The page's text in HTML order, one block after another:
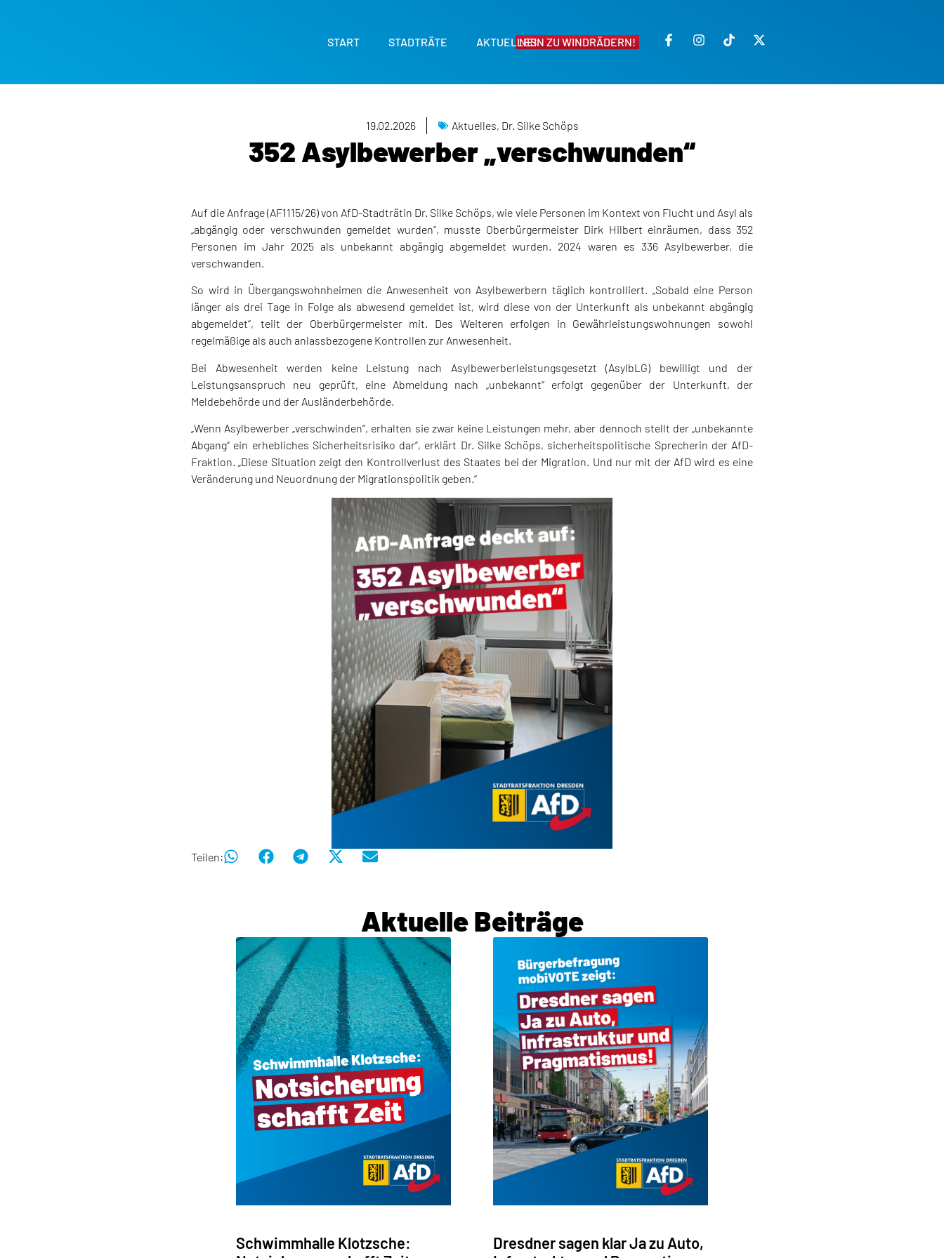
START STADTRÄTE AKTUELLESNEIN ZU WINDRÄDERN!
19.02.2026 Aktuelles, Dr. Silke Schöps
352 Asylbewerber „verschwunden“
Auf die Anfrage (AF1115/26) von AfD-Stadträtin Dr. Silke Schöps, wie viele Personen im Kontext von Flucht und Asyl als
„abgängig oder verschwunden gemeldet wurden“, musste Oberbürgermeister Dirk Hilbert einräumen, dass 352
Personen im Jahr 2025 als unbekannt abgängig abgemeldet wurden. 2024 waren es 336 Asylbewerber, die
verschwanden.
So wird in Übergangswohnheimen die Anwesenheit von Asylbewerbern täglich kontrolliert. „Sobald eine Person
länger als drei Tage in Folge als abwesend gemeldet ist, wird diese von der Unterkunft als unbekannt abgängig
abgemeldet“, teilt der Oberbürgermeister mit. Des Weiteren erfolgen in Gewährleistungswohnungen sowohl
regelmäßige als auch anlassbezogene Kontrollen zur Anwesenheit.
Bei Abwesenheit werden keine Leistung nach Asylbewerberleistungsgesetzt (AsylbLG) bewilligt und der
Leistungsanspruch neu geprüft, eine Abmeldung nach „unbekannt“ erfolgt gegenüber der Unterkunft, der
Meldebehörde und der Ausländerbehörde.
„Wenn Asylbewerber „verschwinden“, erhalten sie zwar keine Leistungen mehr, aber dennoch stellt der „unbekannte
Abgang“ ein erhebliches Sicherheitsrisiko dar“, erklärt Dr. Silke Schöps, sicherheitspolitische Sprecherin der AfD-
Fraktion. „Diese Situation zeigt den Kontrollverlust des Staates bei der Migration. Und nur mit der AfD wird es eine
Veränderung und Neuordnung der Migrationspolitik geben.“
Teilen:
Aktuelle Beiträge
Schwimmhalle Klotzsche:
Dresdner sagen klar Ja zu Auto,